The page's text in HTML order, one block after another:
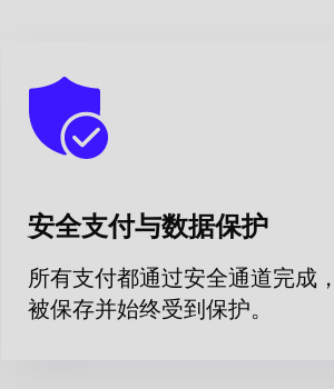
安全支付与数据保护
所有支付都通过安全通道完成
被保存并始终受到保护。